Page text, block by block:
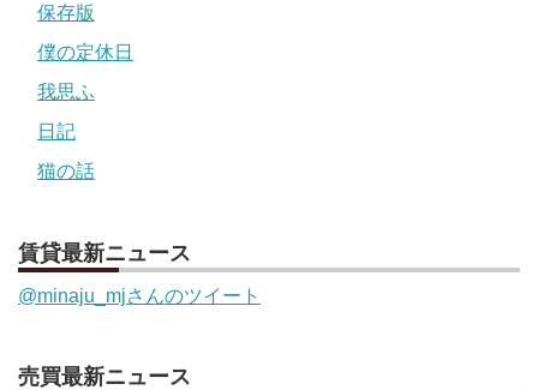
保存版
僕の定休日
我思ふ
日記
猫の話
賃貸最新ニュース
@minaju_mjさんのツイート
売買最新ニュース